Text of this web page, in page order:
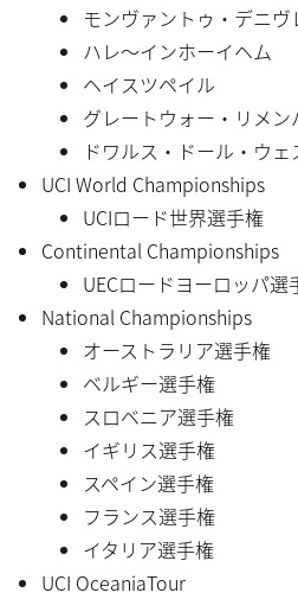
モンヴァントゥ・デニ
ハレ〜インホーイヘム
ヘイスツペイル
グレートウォー・リメン
ドワルス・ドール・ウ
UCI World Championships
UCIロード世界選手権
Continental Championships
UECロードヨーロッパ選
National Championships
オーストラリア選手権
ベルギー選手権
スロベニア選手権
イギリス選手権
スペイン選手権
フランス選手権
イタリア選手権
UCI OceaniaTour